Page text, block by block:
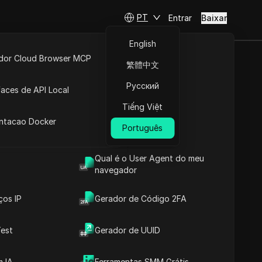
Qual é o User Agent do meu
navegador
IP Gerador de Código 2FA
Gerador de UUID
Cloud Browser MCP
de API Local
Docker
PT
English
繁體中文
Русский
Tiếng Việt
Português
Entrar Baixar
Mês
Fazer perguntas
Fazer perguntas sobre esta página
Abrir no Claude
Fazer perguntas sobre esta página